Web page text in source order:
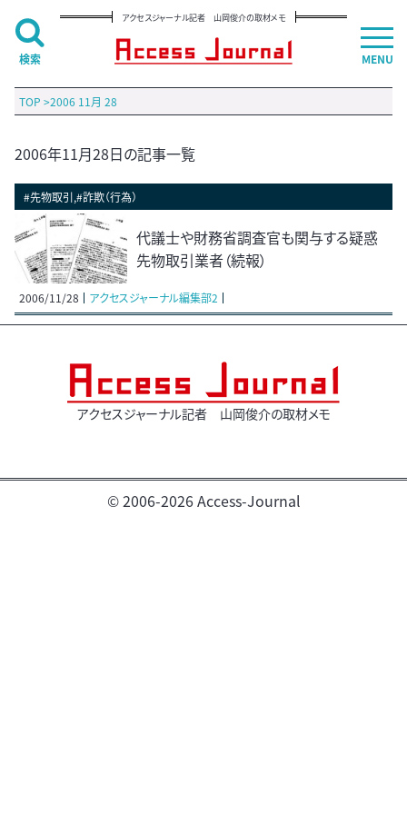
アクセスジャーナル記者 山岡俊介の取材メモ
TOP >2006 11月 28
2006年11月28日の記事一覧
#先物取引,#詐欺（行為）
代議士や財務省調査官も関与する疑惑
先物取引業者（続報）
2006/11/28 アクセスジャーナル編集部2
アクセスジャーナル記者 山岡俊介の取材メモ
© 2006-2026 Access-Journal
MENU
検索